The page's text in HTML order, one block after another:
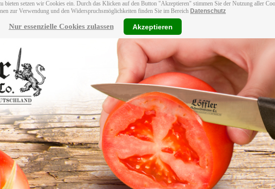
bieten setzen wir Cookies ein. Durch das Klicken auf den Button "Akzeptieren" stimmen Sie der Nutzung aller
zur Verwendung und den Widerspruchsmöglichkeiten finden Sie im Bereich Datenschutz
Nur essenzielle Cookies zulassen Akzeptieren